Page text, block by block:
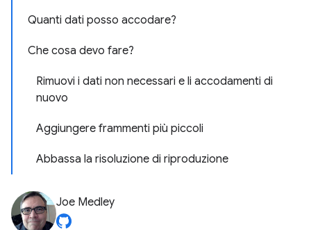
Quanti dati posso accodare?
Che cosa devo fare?
Rimuovi i dati non necessari e li accodamenti di
nuovo
Aggiungere frammenti più piccoli
Abbassa la risoluzione di riproduzione
Joe Medley